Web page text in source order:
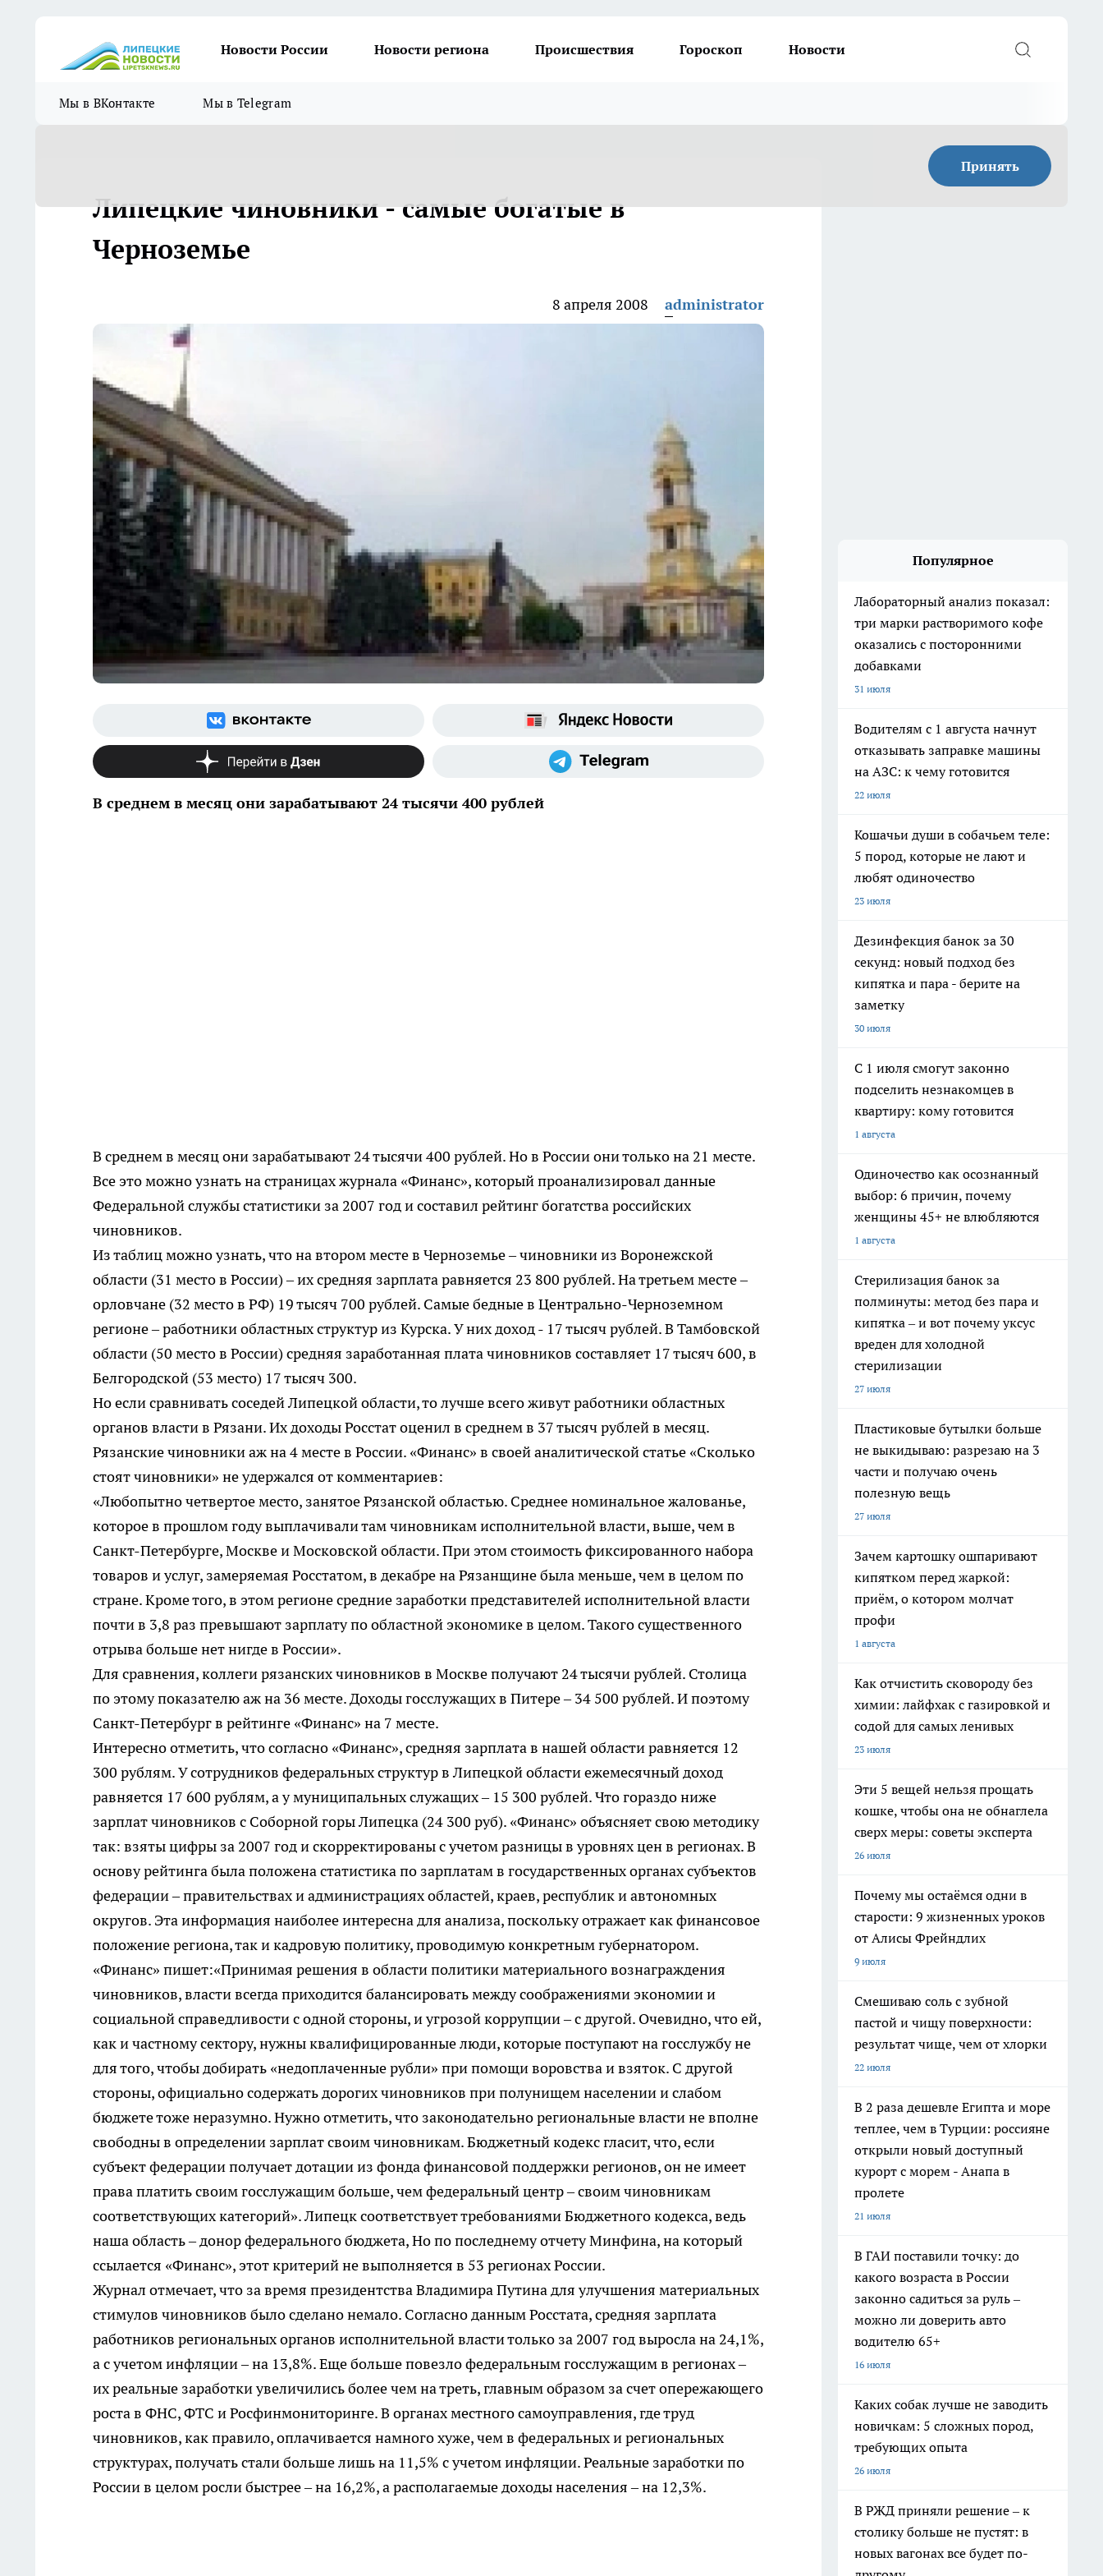
Новости России Новости региона Происшествия Гороскоп Новости
Мы в ВКонтакте Мы в Telegram
Принять
Липецкие чиновники - самые богатые в
Черноземье
8 апреля 2008 administrator
В среднем в месяц они зарабатывают 24 тысячи 400 рублей
В среднем в месяц они зарабатывают 24 тысячи 400 рублей. Но в России они только на 21 месте.
Все это можно узнать на страницах журнала «Финанс», который проанализировал данные
Федеральной службы статистики за 2007 год и составил рейтинг богатства российских
чиновников.
Из таблиц можно узнать, что на втором месте в Черноземье – чиновники из Воронежской
области (31 место в России) – их средняя зарплата равняется 23 800 рублей. На третьем месте –
орловчане (32 место в РФ) 19 тысяч 700 рублей. Самые бедные в Центрально-Черноземном
регионе – работники областных структур из Курска. У них доход - 17 тысяч рублей. В Тамбовской
области (50 место в России) средняя заработанная плата чиновников составляет 17 тысяч 600, в
Белгородской (53 место) 17 тысяч 300.
Но если сравнивать соседей Липецкой области, то лучше всего живут работники областных
органов власти в Рязани. Их доходы Росстат оценил в среднем в 37 тысяч рублей в месяц.
Рязанские чиновники аж на 4 месте в России. «Финанс» в своей аналитической статье «Сколько
стоят чиновники» не удержался от комментариев:
«Любопытно четвертое место, занятое Рязанской областью. Среднее номинальное жалованье,
которое в прошлом году выплачивали там чиновникам исполнительной власти, выше, чем в
Санкт-Петербурге, Москве и Московской области. При этом стоимость фиксированного набора
товаров и услуг, замеряемая Росстатом, в декабре на Рязанщине была меньше, чем в целом по
стране. Кроме того, в этом регионе средние заработки представителей исполнительной власти
почти в 3,8 раз превышают зарплату по областной экономике в целом. Такого существенного
отрыва больше нет нигде в России».
Для сравнения, коллеги рязанских чиновников в Москве получают 24 тысячи рублей. Столица
по этому показателю аж на 36 месте. Доходы госслужащих в Питере – 34 500 рублей. И поэтому
Санкт-Петербург в рейтинге «Финанс» на 7 месте.
Интересно отметить, что согласно «Финанс», средняя зарплата в нашей области равняется 12
300 рублям. У сотрудников федеральных структур в Липецкой области ежемесячный доход
равняется 17 600 рублям, а у муниципальных служащих – 15 300 рублей. Что гораздо ниже
зарплат чиновников с Соборной горы Липецка (24 300 руб). «Финанс» объясняет свою методику
так: взяты цифры за 2007 год и скорректированы с учетом разницы в уровнях цен в регионах. В
основу рейтинга была положена статистика по зарплатам в государственных органах субъектов
федерации – правительствах и администрациях областей, краев, республик и автономных
округов. Эта информация наиболее интересна для анализа, поскольку отражает как финансовое
положение региона, так и кадровую политику, проводимую конкретным губернатором.
«Финанс» пишет:«Принимая решения в области политики материального вознаграждения
чиновников, власти всегда приходится балансировать между соображениями экономии и
социальной справедливости с одной стороны, и угрозой коррупции – с другой. Очевидно, что ей,
как и частному сектору, нужны квалифицированные люди, которые поступают на госслужбу не
для того, чтобы добирать «недоплаченные рубли» при помощи воровства и взяток. С другой
стороны, официально содержать дорогих чиновников при полунищем населении и слабом
бюджете тоже неразумно. Нужно отметить, что законодательно региональные власти не вполне
свободны в определении зарплат своим чиновникам. Бюджетный кодекс гласит, что, если
субъект федерации получает дотации из фонда финансовой поддержки регионов, он не имеет
права платить своим госслужащим больше, чем федеральный центр – своим чиновникам
соответствующих категорий». Липецк соответствует требованиями Бюджетного кодекса, ведь
наша область – донор федерального бюджета, Но по последнему отчету Минфина, на который
ссылается «Финанс», этот критерий не выполняется в 53 регионах России.
Журнал отмечает, что за время президентства Владимира Путина для улучшения материальных
стимулов чиновников было сделано немало. Согласно данным Росстата, средняя зарплата
работников региональных органов исполнительной власти только за 2007 год выросла на 24,1%,
а с учетом инфляции – на 13,8%. Еще больше повезло федеральным госслужащим в регионах –
их реальные заработки увеличились более чем на треть, главным образом за счет опережающего
роста в ФНС, ФТС и Росфинмониторинге. В органах местного самоуправления, где труд
чиновников, как правило, оплачивается намного хуже, чем в федеральных и региональных
структурах, получать стали больше лишь на 11,5% с учетом инфляции. Реальные заработки по
России в целом росли быстрее – на 16,2%, а располагаемые доходы населения – на 12,3%.
Популярное
Лабораторный анализ показал:
три марки растворимого кофе
оказались с посторонними
добавками
31 июля
Водителям с 1 августа начнут
отказывать заправке машины
на АЗС: к чему готовится
22 июля
Кошачьи души в собачьем теле:
5 пород, которые не лают и
любят одиночество
23 июля
Дезинфекция банок за 30
секунд: новый подход без
кипятка и пара - берите на
заметку
30 июля
С 1 июля смогут законно
подселить незнакомцев в
квартиру: кому готовится
1 августа
Одиночество как осознанный
выбор: 6 причин, почему
женщины 45+ не влюбляются
1 августа
Стерилизация банок за
полминуты: метод без пара и
кипятка – и вот почему уксус
вреден для холодной
стерилизации
27 июля
Пластиковые бутылки больше
не выкидываю: разрезаю на 3
части и получаю очень
полезную вещь
27 июля
Зачем картошку ошпаривают
кипятком перед жаркой:
приём, о котором молчат
профи
1 августа
Как отчистить сковороду без
химии: лайфхак с газировкой и
содой для самых ленивых
23 июля
Эти 5 вещей нельзя прощать
кошке, чтобы она не обнаглела
сверх меры: советы эксперта
26 июля
Почему мы остаёмся одни в
старости: 9 жизненных уроков
от Алисы Фрейндлих
9 июля
Смешиваю соль с зубной
пастой и чищу поверхности:
результат чище, чем от хлорки
22 июля
В 2 раза дешевле Египта и море
теплее, чем в Турции: россияне
открыли новый доступный
курорт с морем - Анапа в
пролете
21 июля
В ГАИ поставили точку: до
какого возраста в России
законно садиться за руль –
можно ли доверить авто
водителю 65+
16 июля
Каких собак лучше не заводить
новичкам: 5 сложных пород,
требующих опыта
26 июля
В РЖД приняли решение – к
столику больше не пустят: в
новых вагонах все будет по-